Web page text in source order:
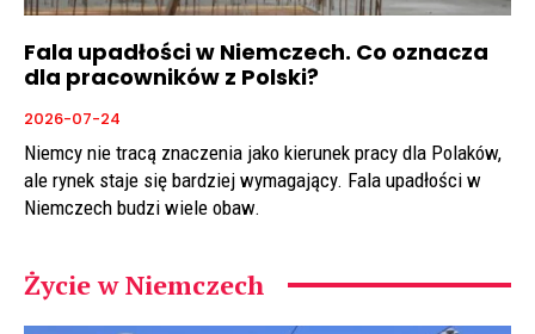
Fala upadłości w Niemczech. Co oznacza
dla pracowników z Polski?
2026-07-24
Niemcy nie tracą znaczenia jako kierunek pracy dla Polaków,
ale rynek staje się bardziej wymagający. Fala upadłości w
Niemczech budzi wiele obaw.
Życie w Niemczech